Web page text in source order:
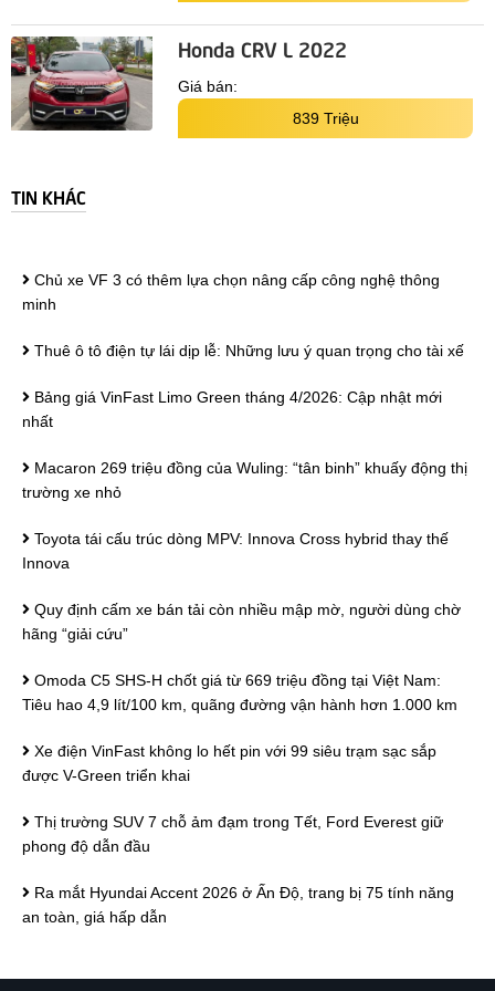
Honda CRV L 2022
Giá bán:
839 Triệu
TIN KHÁC
Chủ xe VF 3 có thêm lựa chọn nâng cấp công nghệ thông
minh
Thuê ô tô điện tự lái dịp lễ: Những lưu ý quan trọng cho tài xế
Bảng giá VinFast Limo Green tháng 4/2026: Cập nhật mới
nhất
Macaron 269 triệu đồng của Wuling: “tân binh” khuấy động thị
trường xe nhỏ
Toyota tái cấu trúc dòng MPV: Innova Cross hybrid thay thế
Innova
Quy định cấm xe bán tải còn nhiều mập mờ, người dùng chờ
hãng “giải cứu”
Omoda C5 SHS-H chốt giá từ 669 triệu đồng tại Việt Nam:
Tiêu hao 4,9 lít/100 km, quãng đường vận hành hơn 1.000 km
Xe điện VinFast không lo hết pin với 99 siêu trạm sạc sắp
được V-Green triển khai
Thị trường SUV 7 chỗ ảm đạm trong Tết, Ford Everest giữ
phong độ dẫn đầu
Ra mắt Hyundai Accent 2026 ở Ấn Độ, trang bị 75 tính năng
an toàn, giá hấp dẫn